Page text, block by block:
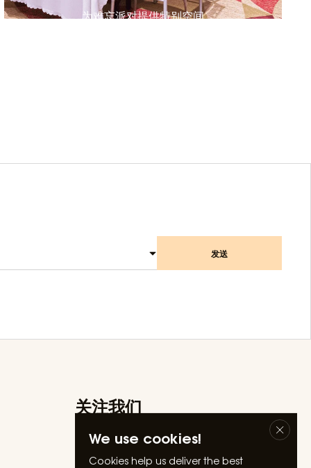
We use cookies!
Cookies help us deliver the best
为难忘派对提供特别空间
发送
关注我们
Instagram
Linkedin